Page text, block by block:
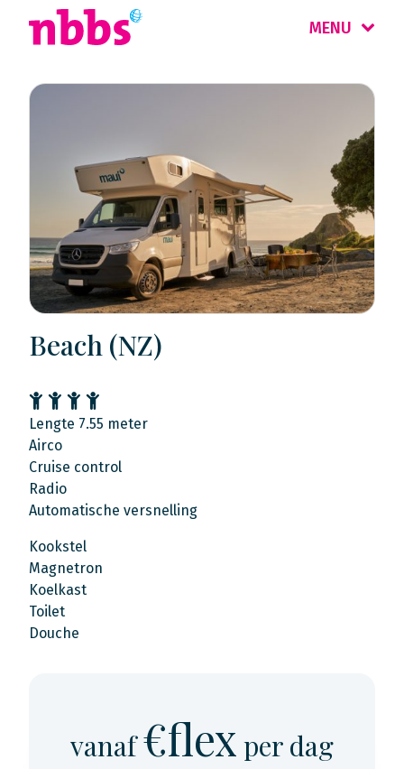
MENU
Beach (NZ)
Lengte 7.55 meter
Airco
Cruise control
Radio
Automatische versnelling
Kookstel
Magnetron
Koelkast
Toilet
Douche
vanaf€flex per dag